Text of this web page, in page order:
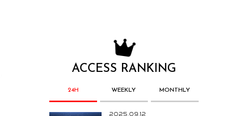
ACCESS RANKING
24H WEEKLY MONTHLY
2025.09.12